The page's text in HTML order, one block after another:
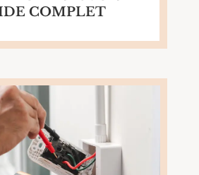
COMPLET